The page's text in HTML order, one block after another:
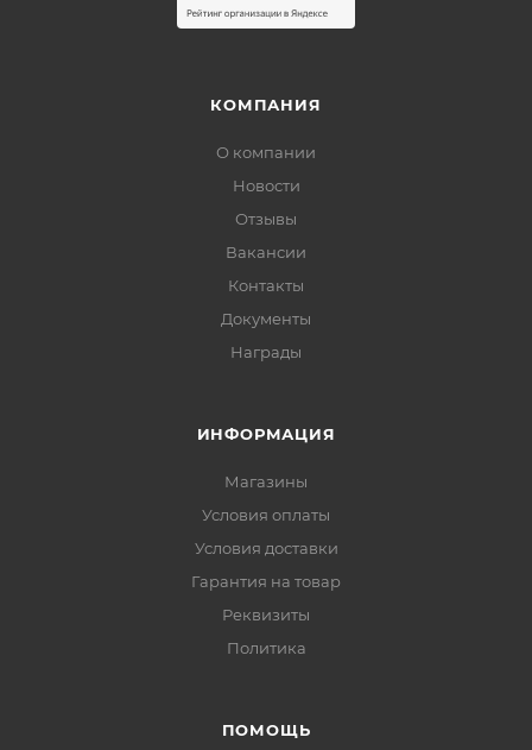
КОМПАНИЯ
О компании
Новости
Отзывы
Вакансии
Контакты
Документы
Награды
ИНФОРМАЦИЯ
Магазины
Условия оплаты
Условия доставки
Гарантия на товар
Реквизиты
Политика
ПОМОЩЬ